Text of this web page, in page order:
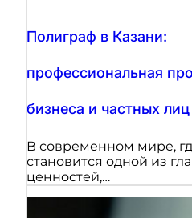
Полиграф в Казани:
профессиональная
бизнеса и частных лиц
В современном мире,
становится одной из
ценностей,…